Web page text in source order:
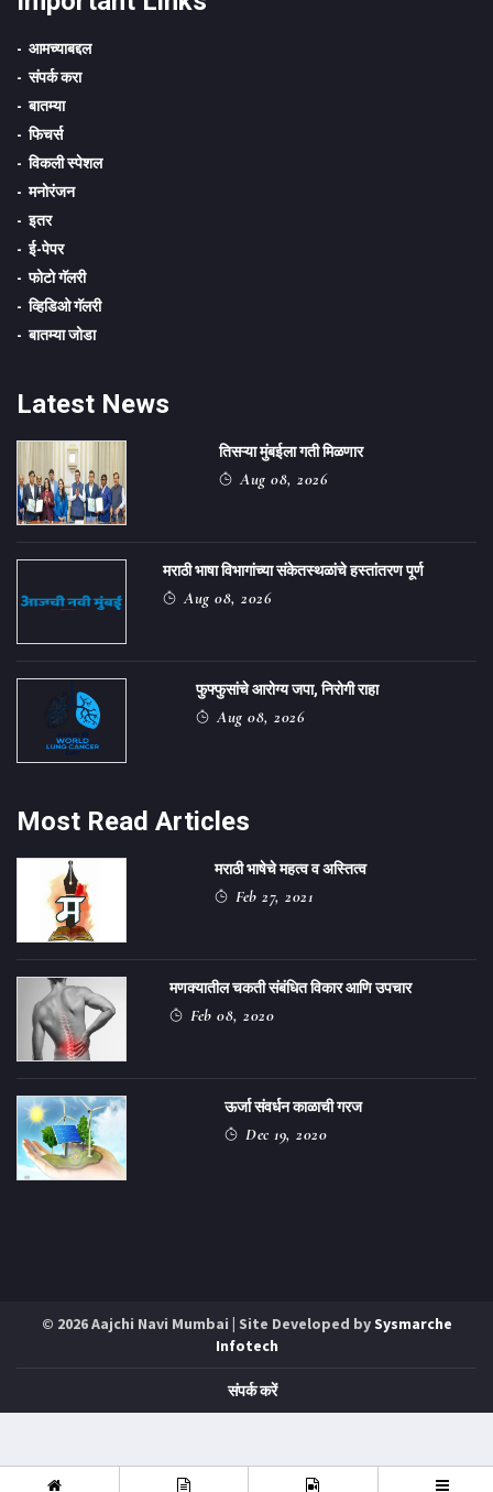
आमच्याबद्दल
संपर्क करा
बातम्या
फिचर्स
विकली स्पेशल
मनोरंजन
इतर
ई-पेपर
फोटो गॅलरी
व्हिडिओ गॅलरी
बातम्या जोडा
Latest News
तिसऱ्या मुंबईला गती मिळणार
Aug 08, 2026
मराठी भाषा विभागांच्या संकेतस्थळांचे हस्तांतरण पूर्ण
Aug 08, 2026
फुफ्फुसांचे आरोग्य जपा, निरोगी राहा
Aug 08, 2026
Most Read Articles
मराठी भाषेचे महत्व व अस्तित्व
Feb 27, 2021
मणक्यातील चकती संबंधित विकार आणि उपचार
Feb 08, 2020
ऊर्जा संवर्धन काळाची गरज
Dec 19, 2020
© 2026 Aajchi Navi Mumbai | Site Developed bySysmarche
Infotech
संपर्क करें